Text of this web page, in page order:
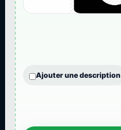
Ajouter une description